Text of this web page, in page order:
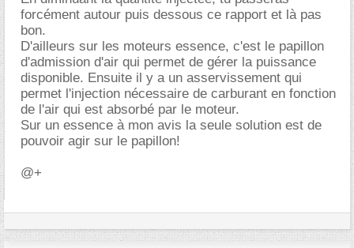
forcément autour puis dessous ce rapport et là pas
bon.
D'ailleurs sur les moteurs essence, c'est le papillon
d'admission d'air qui permet de gérer la puissance
disponible. Ensuite il y a un asservissement qui
permet l'injection nécessaire de carburant en fonction
de l'air qui est absorbé par le moteur.
Sur un essence à mon avis la seule solution est de
pouvoir agir sur le papillon!
@+